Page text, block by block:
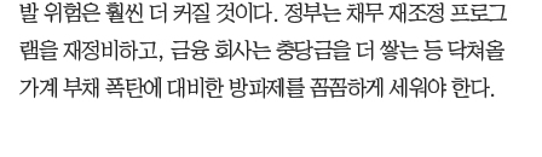
발 위험은 훨씬 더 커질 것이다. 정부는 채무 재조정 프로그
램을 재정비하고, 금융 회사는 충당금을 더 쌓는 등 닥쳐올
가계 부채 폭탄에 대비한 방파제를 꼼꼼하게 세워야 한다.